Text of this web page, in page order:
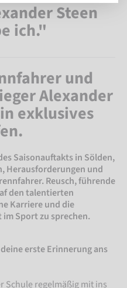
Steen
ich."
und
Alexander
exklusives
Saisonauftakts in Sölden,
Herausforderungen und
Reusch, führende
den talentierten
Karriere und die
Sport zu sprechen.
erste Erinnerung ans
Schule regelmäßig mit ins